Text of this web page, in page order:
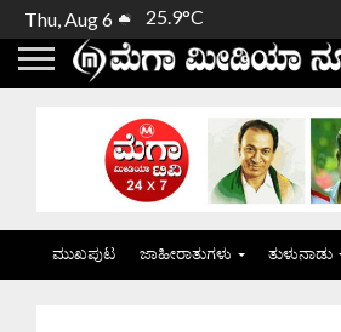
Thu, Aug 6 25.9°C
ಮುಖಪುಟ ಜಾಹೀರಾತುಗಳು ತುಳುನಾಡು